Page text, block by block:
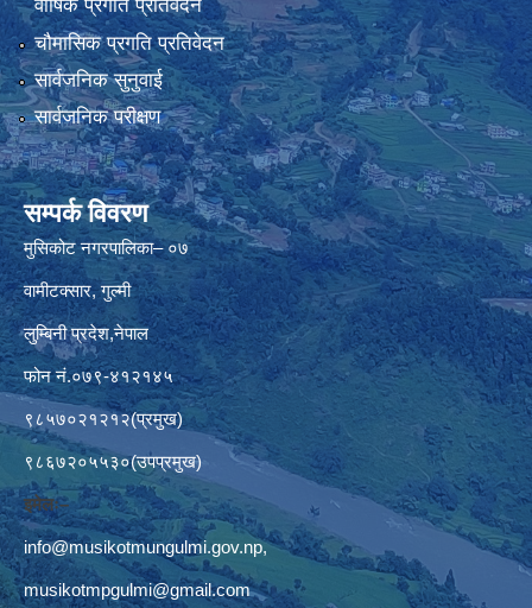
वार्षिक प्रगति प्रतिवेदन
चौमासिक प्रगति प्रतिवेदन
सार्वजनिक सुनुवाई
सार्वजनिक परीक्षण
सम्पर्क विवरण
मुसिकोट नगरपालिका– ०७
वामीटक्सार, गुल्मी
लुम्बिनी प्रदेश,नेपाल
फोन नं.०७९-४१२१४५
९८५७०२१२१२(प्रमुख)
९८६७२०५५३०(उपप्रमुख)
इमेलः–
info@musikotmungulmi.gov.np,
musikotmpgulmi@gmail.com